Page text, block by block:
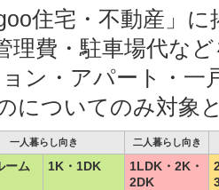
住宅・不動産」
理費・駐車場代な
ン・アパート・一
についてのみ対象
一人暮らし向き 二人暮らし向き
ーム 1K・1DK
1LDK・2K・
2DK